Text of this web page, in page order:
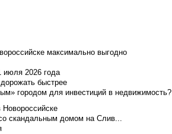
максимально выгодно
июля 2026 года
быстрее
городом для инвестиций в недвижимость?
скандальным домом на Слив...